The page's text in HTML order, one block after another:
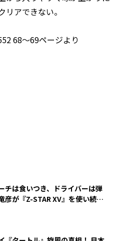
リアできない。
68〜69ページより
チは食いつき、ドライバーは弾
彦が『Z-STAR XV』を使い続け